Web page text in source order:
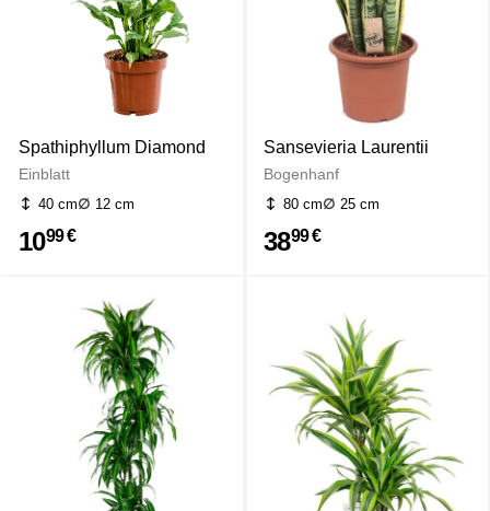
Spathiphyllum Diamond
Einblatt
40 cm 12 cm
1099 €
Sansevieria Laurentii
Bogenhanf
80 cm 25 cm
3899 €